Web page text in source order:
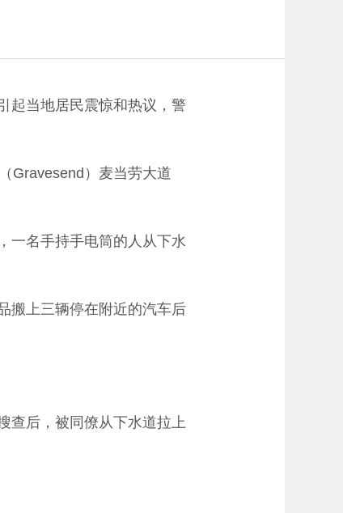
起当地居民震惊和热议，警
Gravesend）麦当劳大道
一名手持手电筒的人从下水
搬上三辆停在附近的汽车后
查后，被同僚从下水道拉上